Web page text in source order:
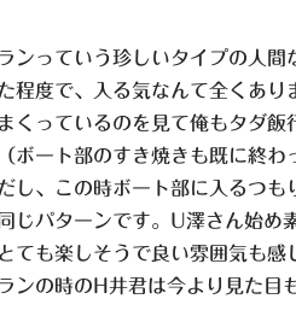
ンっていう珍しいタイプの人
程度で、入る気なんて全くあ
くっているのを見て俺もタダ
ボート部のすき焼きも既に終
し、この時ボート部に入るつ
じパターンです。U澤さん始め
ても楽しそうで良い雰囲気も
ンの時のH井君は今より見た目